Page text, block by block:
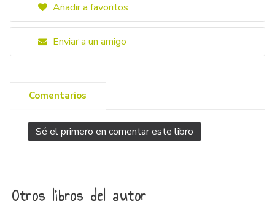
Añadir a favoritos
Enviar a un amigo
Comentarios
Sé el primero en comentar este libro
Otros libros del autor